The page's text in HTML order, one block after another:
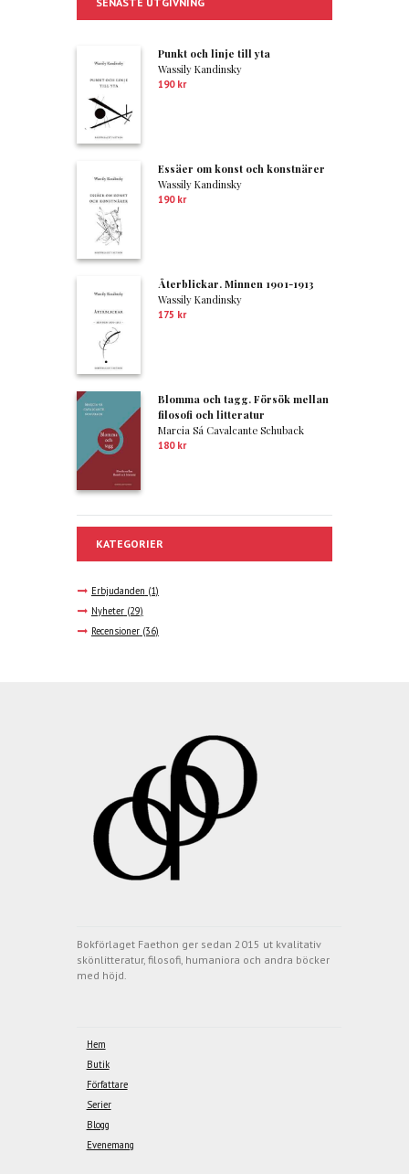
Punkt och linje till yta
Wassily Kandinsky
190 kr
Essäer om konst och konstnärer
Wassily Kandinsky
190 kr
Återblickar. Minnen 1901-1913
Wassily Kandinsky
175 kr
Blomma och tagg. Försök mellan
filosofi och litteratur
Marcia Sá Cavalcante Schuback
180 kr
KATEGORIER
Erbjudanden (1)
Nyheter(29)
Recensioner(36)
Bokförlaget Faethon ger sedan 2015 ut kvalitativ
skönlitteratur, filosofi, humaniora och andra böcker
med höjd.
Hem
Butik
Författare
Serier
Blogg
Evenemang